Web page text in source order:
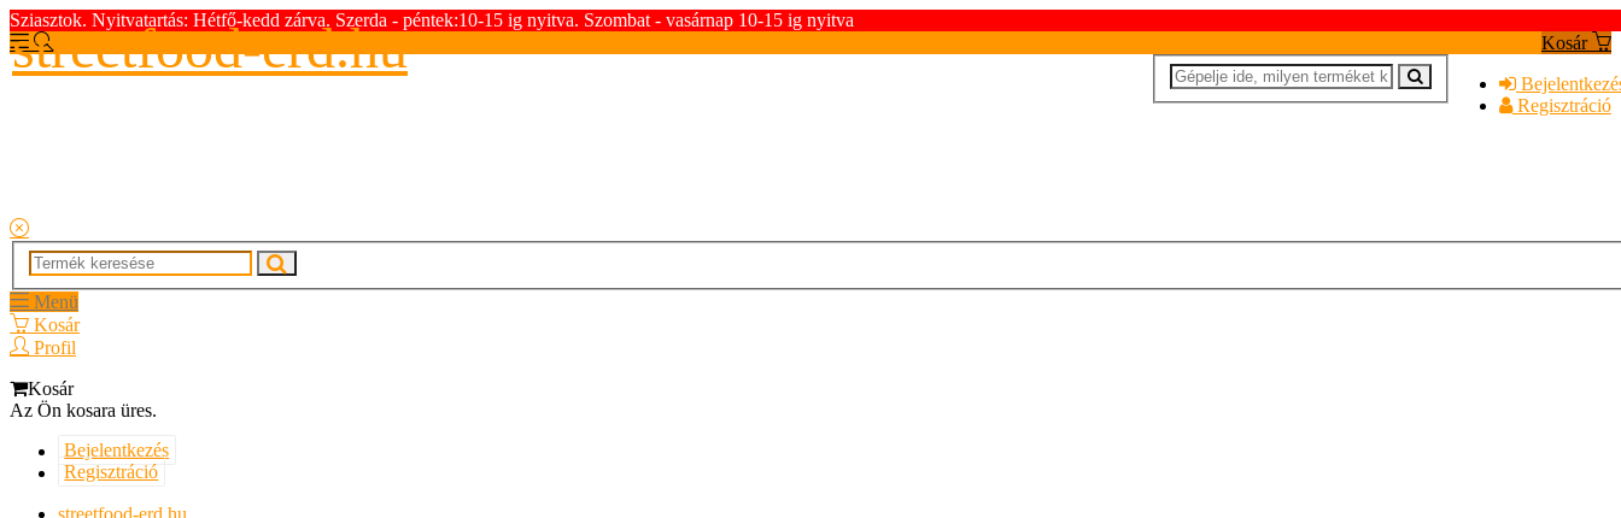
Sziasztok. Nyitvatartás: Hétfő-kedd zárva. Szerda - péntek:10-15 ig nyitva. Szombat - vasárnap 10-15 ig nyitva
Kosár
Regisztráció
streetfood-erd.hu
Menü
Kosár
Profil
Kosár
Az Ön kosara üres.
Bejelentkezés
Regisztráció
streetfood-erd.hu